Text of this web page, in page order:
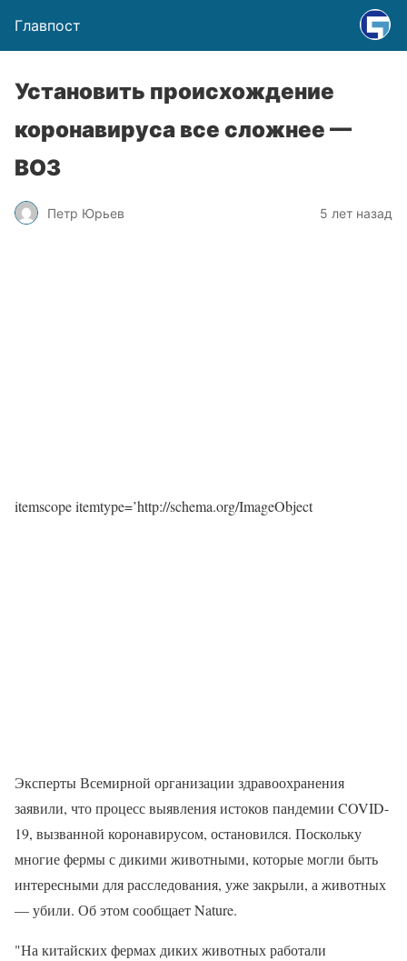
Главпост
Установить происхождение
коронавируса все сложнее —
ВОЗ
Петр Юрьев 5 лет назад
itemscope itemtype=’http://schema.org/ImageObject
Эксперты Всемирной организации здравоохранения
заявили, что процесс выявления истоков пандемии COVID-
19, вызванной коронавирусом, остановился. Поскольку
многие фермы с дикими животными, которые могли быть
интересными для расследования, уже закрыли, а животных
— убили. Об этом сообщает Nature.
"На китайских фермах диких животных работали